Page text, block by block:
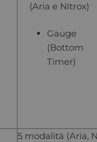
(Aria e Nitrox)
Gauge
(Bottom
Timer)
5 modalità (Aria,